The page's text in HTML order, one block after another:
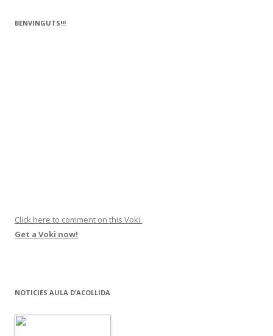
k
BENVINGUTS!!!
Click here to comment on this Voki.
Get a Voki now!
NOTICIES AULA D’ACOLLIDA